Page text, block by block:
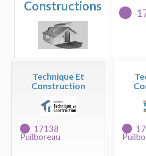
Constructions
Technique Et
Construction
17138
Puilboreau